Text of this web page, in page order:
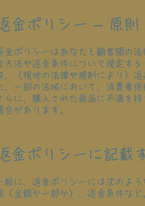
金ポリシー – 原則
金ポリシーはあなたと顧客間の
方法や返金条件について規定す
、（現地の法律や規制により）
、一部の法域において、消費者
らに、購入された商品に不満を
合があります。
金ポリシーに記載
般に、返金ポリシーには次のよ
（全額か一部か）、返金条件など